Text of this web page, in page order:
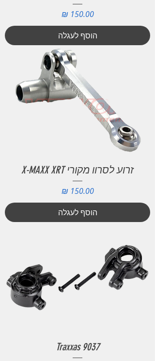
מחיר‏150.00 ‏₪
הוסף לעגלה
זרוע לסרוו מקורי X-MAXX XRT
מחיר‏150.00 ‏₪
הוסף לעגלה
Traxxas 9037